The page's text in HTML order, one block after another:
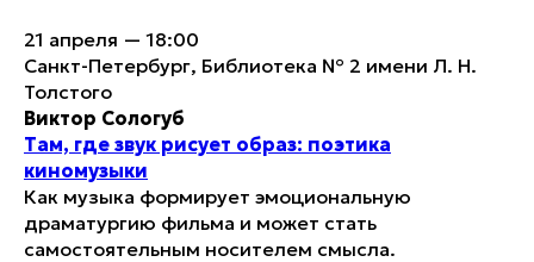
21 апреля — 18:00
Санкт-Петербург, Библиотека № 2 имени Л. Н.
Толстого
Виктор Сологуб
Там, где звук рисует образ: поэтика
киномузыки
Как музыка формирует эмоциональную
драматургию фильма и может стать
самостоятельным носителем смысла.